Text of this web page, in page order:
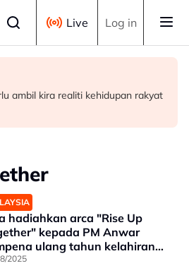
Live Log in
meningkat kepada RM19.65 bilion
- Noraini
Akta CDF, hentikan politik ‘carrot
ambil kira realiti kehidupan rakyat
hadiahkan arca "Rise Up
kepada PM Anwar
ulang tahun kelahiran
2025